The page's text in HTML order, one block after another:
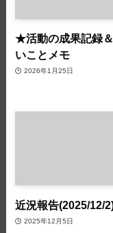
★活動の成果記録
いことメモ
2026年1月25日
近況報告(2025/12/
2025年12月5日